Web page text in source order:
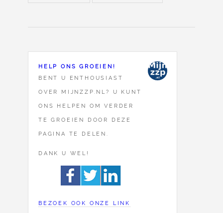
HELP ONS GROEIEN!
BENT U ENTHOUSIAST
OVER MIJNZZP.NL? U KUNT
ONS HELPEN OM VERDER
TE GROEIEN DOOR DEZE
PAGINA TE DELEN.
DANK U WEL!
BEZOEK OOK ONZE LINK